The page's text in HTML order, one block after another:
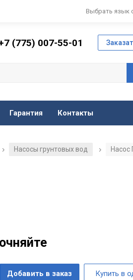
Выбрать язык
(775) 007-55-01
Гарантия Контакты
/ Насосы грунтовых вод /